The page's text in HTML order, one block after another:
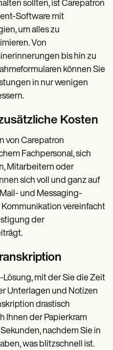
sollten, ist Carepatron
Software mit
um alles zu
Von
bis hin zu
können Sie
in nur wenigen
Kosten
von Carepatron
Fachpersonal, sich
Mitarbeitern oder
sich voll und ganz auf
und Messaging-
Kommunikation vereinfacht
der
mit der Sie die Zeit
Unterlagen und Notizen
drastisch
Ihnen der Papierkram
nachdem Sie in
was blitzschnell ist.